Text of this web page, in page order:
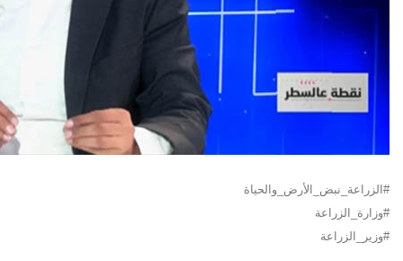
#الزراعة_نبض_الأرض_والحياة
#وزارة_الزراعة
#وزير_الزراعة